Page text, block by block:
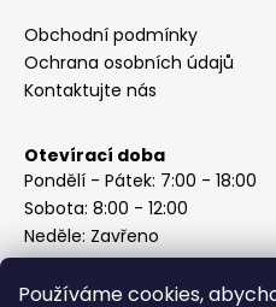
Používáme cookies,
Obchodní podmínky
Ochrana osobních údajů
Kontaktujte nás
Otevírací doba
Pondělí - Pátek: 7:00 - 18:00
Sobota: 8:00 - 12:00
Neděle: Zavřeno